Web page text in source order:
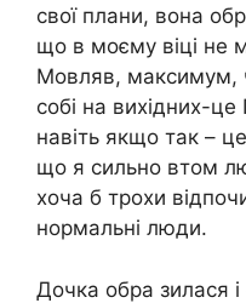
свої плани, вона
що в моєму віці не
Мовляв, максимум,
собі на вихідних-
навіть якщо так –
що я сильно втом
хоча б трохи
нормальні люди.
Дочка обра зилася